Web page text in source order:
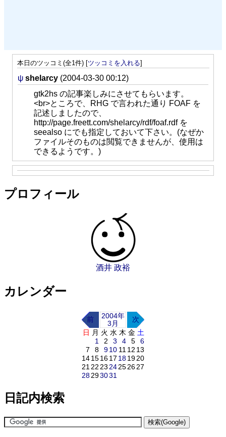
本日のツッコミ(全1件) [ツッコミを入れる]
ψ shelarcy (2004-03-30 00:12)
gtk2hs の記事楽しみにさせてもらいます。
<br>ところで、RHG で言われた通り FOAF を
記述しましたので、
http://page.freett.com/shelarcy/rdf/foaf.rdf を
seealso にでも指定しておいて下さい。(なぜか
ファイルそのものは閲覧できませんが、使用は
できるようです。)
プロフィール
酒井 政裕
カレンダー
前
2004年
3月
次
日 月 火 水 木 金 土
1
2 3 4 5
6
7
8 910 11 12 13
14151617 181920
21 22 23 24252627
28293031
日記内検索